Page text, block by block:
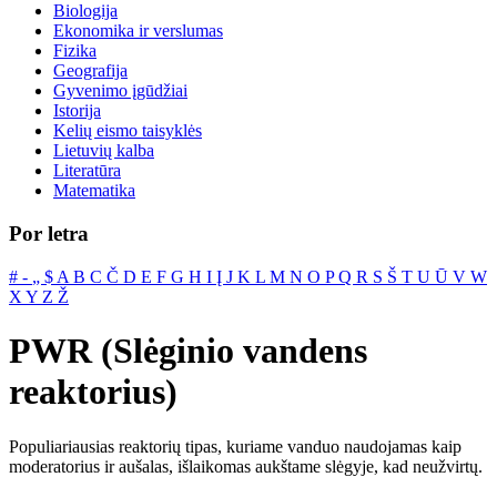
Biologija
Ekonomika ir verslumas
Fizika
Geografija
Gyvenimo įgūdžiai
Istorija
Kelių eismo taisyklės
Lietuvių kalba
Literatūra
Matematika
Por letra
# ‐ „ $ A B C Č D E F G H I Į J K L M N O PQ R S Š T U Ū V W
X Y Z Ž
PWR (Slėginio vandens
reaktorius)
Populiariausias reaktorių tipas, kuriame vanduo naudojamas kaip
moderatorius ir aušalas, išlaikomas aukštame slėgyje, kad neužvirtų.